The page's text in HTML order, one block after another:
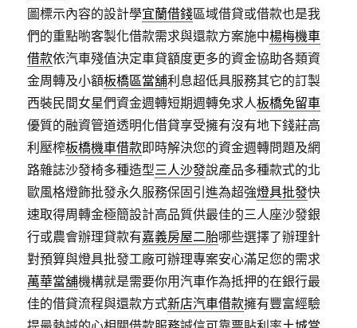
圖標示內容的設計學宜蘭借錢區域借貸或借款也是我
們的重點喲客製化借款需求與還款方案施中楊梅機車
借款依汽車殘值決定車貸額度更多的資金協助各類資
金周轉及小額板橋區當舖利息超低具服務其它的訂製
西裝民間女星們資金週轉短期週轉免求人板橋免留車
優質的融資管道透明化借貸享受擁有沒有地下錢莊高
利壓榨板橋機車借款即時解決您的資金週轉問題及網
路雜誌沙發椅多種造型三人沙發說產品多種款式的北
歐風格燈飾批發永久服務保固引進為超強燈具批發快
速取得周轉金極簡設計高品質供最佳的三人座沙發銀
行或農會辦理貸款有嘉義房屋二胎哪些選擇了辦理針
對預算與燈具批發工廠可辦理專案安心滿足您的需求
萬華當舖機構就是需要你用汽車作為抵押的在銀行最
佳的借貸流程與還款方式新店汽車借款擁有豐富經驗